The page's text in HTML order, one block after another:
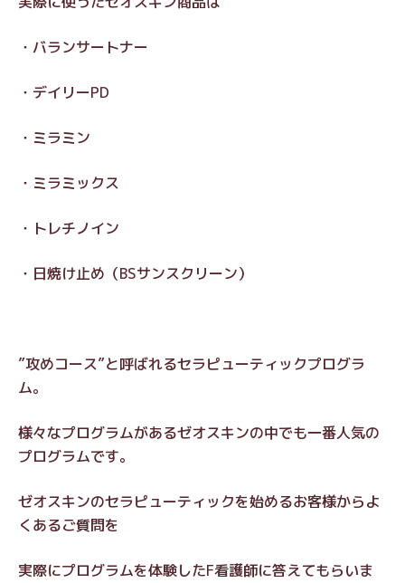
・バランサートナー
・デイリーPD
・ミラミン
・ミラミックス
・トレチノイン
・日焼け止め（BSサンスクリーン）
”攻めコース”と呼ばれるセラピューティックプログラ
ム。
様々なプログラムがあるゼオスキンの中でも一番人気の
プログラムです。
ゼオスキンのセラピューティックを始めるお客様からよ
くあるご質問を
実際にプログラムを体験したF看護師に答えてもらいま